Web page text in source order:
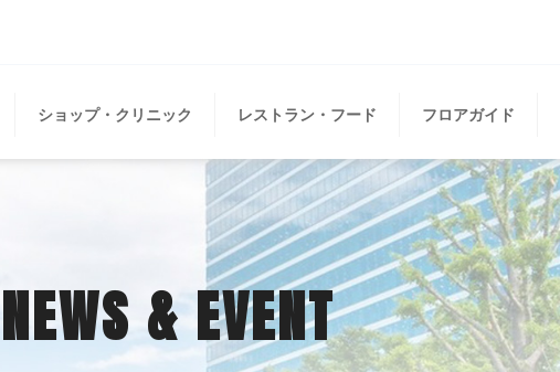
ショップ・クリニック レストラン・フード フロアガイド
NEWS & EVENT